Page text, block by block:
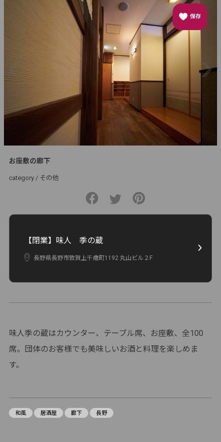
保存
お座敷の廊下
category / その他
【閉業】味人 季の蔵
長野県長野市敦賀上千歳町1192 丸山ビル２F
味人季の蔵はカウンター、テーブル席、お座敷、全100
席。団体のお客様でも美味しいお酒と料理を楽しめま
す。
和風 居酒屋 廊下 長野